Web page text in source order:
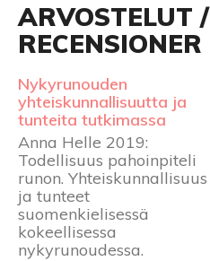
ARVOSTELUT /
RECENSIONER
Nykyrunouden
yhteiskunnallisuutta ja
tunteita tutkimassa
Anna Helle 2019:
Todellisuus pahoinpiteli
runon. Yhteiskunnallisuus
ja tunteet
suomenkielisessä
kokeellisessa
nykyrunoudessa.